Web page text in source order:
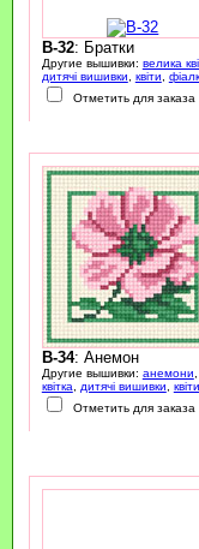
B-32: Братки
Другие вышивки: велика
дитячі вишивки
квіти
Отметить для заказа
B-34: Анемон
Другие вышивки: анемони
квітка
дитячі вишивки
квіти
Отметить для заказа